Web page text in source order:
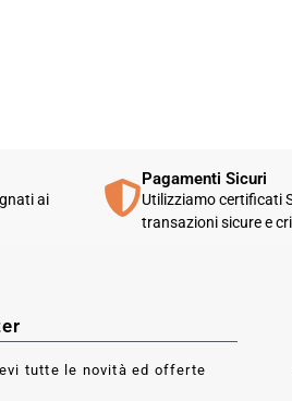
ai
Pagamenti Sicuri
Utilizziamo certificati
transazioni sicure e
tutte le novità ed offerte